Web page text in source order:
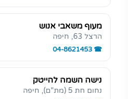
מעוף משאבי אנוש
הרצל 63, חיפה
04-8621453
נישה השמה להייטק
נחום חת 5 (מת"ם), חיפה